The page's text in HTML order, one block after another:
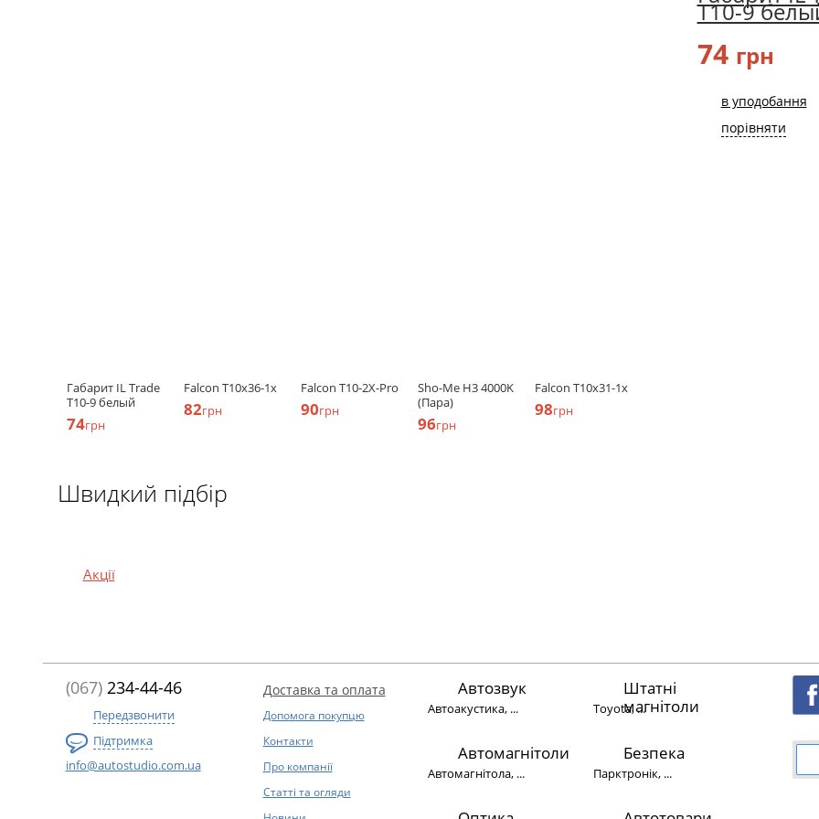
Габарит IL Trade
T10-9 белый
74грн
Falcon T10x36-1x
82грн
Falcon T10-2X-Pro
90грн
Sho-Me H3 4000K
(Пара)
96грн
Falcon T10x31-1x
98грн
T10-9
74 грн
в уподобання
порівняти
Швидкий підбір
Акції
(067)234-44-46
Передзвонити
Підтримка
info@autostudio.com.ua
Доставка та оплата
Допомога покупцю
Контакти
Про компанії
Статті та огляди
Автозвук
Автоакустика, ...
Штатні
магнітоли
Toyota, ...
Автомагнітоли
Автомагнітола, ...
Безпека
Парктронік, ...